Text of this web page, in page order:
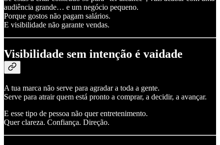
audiência grande… e um negócio pequeno.
Porque gostos não pagam salários.
E visibilidade não garante vendas.
Visibilidade sem intenção é vaidade
A tua marca não serve para agradar a toda a gente.
Serve para atrair quem está pronto a comprar, a decidir, a avançar.
E esse tipo de pessoa não quer entretenimento.
Quer clareza. Confiança. Direção.